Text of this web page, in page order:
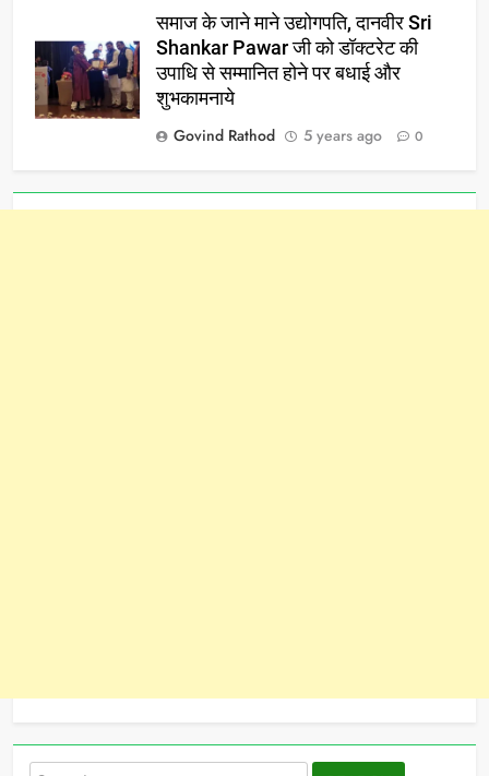
समाज के जाने माने उद्योगपति, दानवीर Sri
Shankar Pawar जी को डॉक्टरेट की
उपाधि से सम्मानित होने पर बधाई और
शुभकामनाये
Govind Rathod
5 years ago 0